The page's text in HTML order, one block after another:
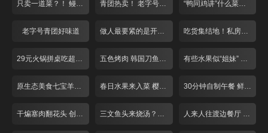
只卖一道菜？！ 鳗鱼料理不一般 青团热卖！ 老字号遇上夫妻老婆店 “鸭同鸡讲”什么菜？正宗川味麻！香！辣！
老字号青团好味道 做人最要紧的是开心面馆 泡椒鸡杂面 吃货集结地！私房川菜探营记
29元火锅拼桌吃超实惠！ 五色烤肉 韩国刀鱼 刮起思密达旋风！ 有些水果似“姐妹” 让你傻傻分不清楚
原生态美食七宝羊肉串 春日水果来入菜 樱桃咕咾肉最香浓 30分钟自制午餐 鲜虾天妇罗红豆饭
干煸塞肉翻花头 创意手法烧豆腐 三文鱼头来烧汤？胡椒调味更是鲜！ 人来人往渡边餐厅 超大炸猪排